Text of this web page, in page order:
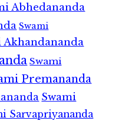
Abhedananda
Swami
Akhandananda
Swami
Premananda
Swami
Sarvapriyananda